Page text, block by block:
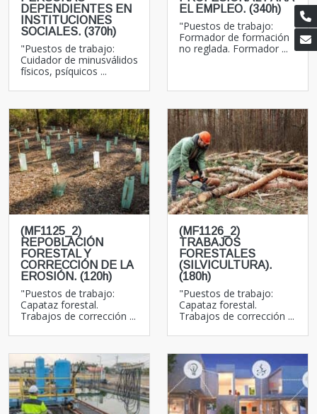
DEPENDIENTES EN
INSTITUCIONES
SOCIALES. (370h)
"Puestos de trabajo:
Cuidador de minusválidos
físicos, psíquicos ...
EL EMPLEO. (340h)
"Puestos de trabajo:
Formador de formación
no reglada. Formador ...
(MF1125_2)
REPOBLACIÓN
FORESTAL Y
CORRECCIÓN DE LA
EROSIÓN. (120h)
"Puestos de trabajo:
Capataz forestal.
Trabajos de corrección ...
(MF1126_2)
TRABAJOS
FORESTALES
(SILVICULTURA).
(180h)
"Puestos de trabajo:
Capataz forestal.
Trabajos de corrección ...